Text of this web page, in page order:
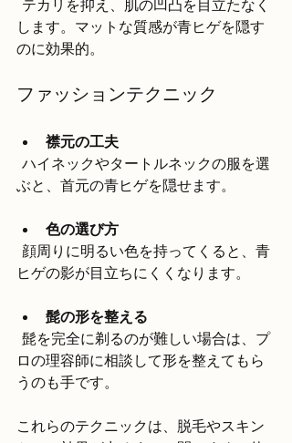
します。マットな質感が青ヒゲを隠す
のに効果的。
ファッションテクニック
襟元の工夫
ぶと、首元の青ヒゲを隠せます。
色の選び方
ヒゲの影が目立ちにくくなります。
髭の形を整える
ロの理容師に相談して形を整えてもら
うのも手です。
これらのテクニックは、脱毛やスキン